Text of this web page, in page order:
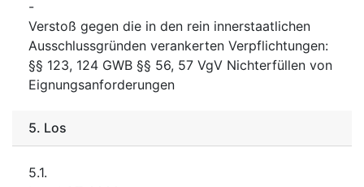
-
Verstoß gegen die in den rein innerstaatlichen
Ausschlussgründen verankerten Verpflichtungen:
§§ 123, 124 GWB §§ 56, 57 VgV Nichterfüllen von
Eignungsanforderungen
5. Los
5.1.